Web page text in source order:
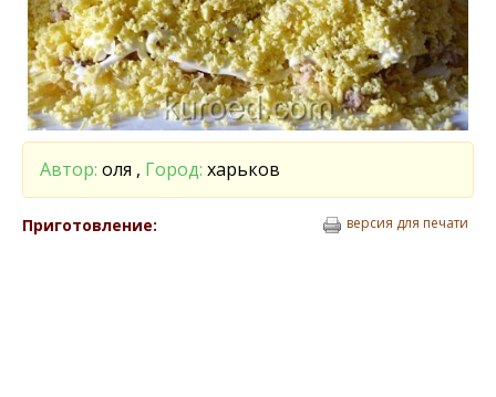
Автор: оля , Город: харьков
Приготовление: версия для печати